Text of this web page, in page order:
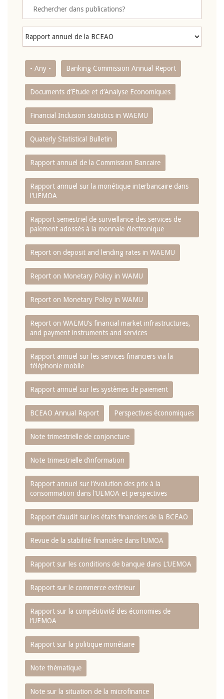
- Any - Banking Commission Annual Report
Documents d’Etude et d’Analyse Economiques
Financial Inclusion statistics in WAEMU
Quaterly Statistical Bulletin
Rapport annuel de la Commission Bancaire
Rapport annuel sur la monétique interbancaire dans
l'UEMOA
Rapport semestriel de surveillance des services de
paiement adossés à la monnaie électronique
Report on deposit and lending rates in WAEMU
Report on Monetary Policy in WAMU
Report on Monetary Policy in WAMU
Report on WAEMU’s financial market infrastructures,
and payment instruments and services
Rapport annuel sur les services financiers via la
téléphonie mobile
Rapport annuel sur les systèmes de paiement
BCEAO Annual Report Perspectives économiques
Note trimestrielle de conjoncture
Note trimestrielle d‘information
Rapport annuel sur l‘évolution des prix à la
consommation dans l‘UEMOA et perspectives
Rapport d‘audit sur les états financiers de la BCEAO
Revue de la stabilité financière dans l‘UMOA
Rapport sur les conditions de banque dans L‘UEMOA
Rapport sur le commerce extérieur
Rapport sur la compétitivité des économies de
l‘UEMOA
Rapport sur la politique monétaire
Note thématique
Note sur la situation de la microfinance